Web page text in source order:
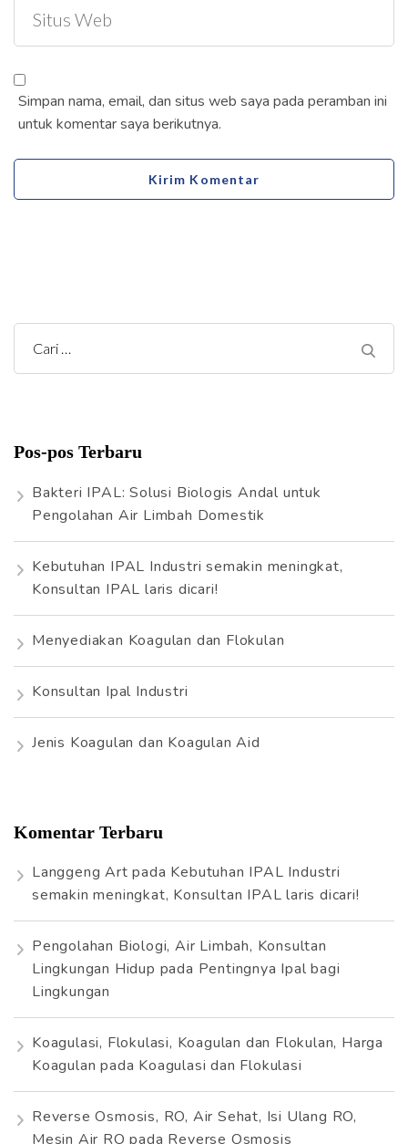
Simpan nama, email, dan situs web saya pada peramban ini
untuk komentar saya berikutnya.
C
a
u
t
:
Pos-pos Terbaru
Bakteri IPAL: Solusi Biologis Andal untuk
Pengolahan Air Limbah Domestik
Kebutuhan IPAL Industri semakin meningkat,
Konsultan IPAL laris dicari!
Menyediakan Koagulan dan Flokulan
Konsultan Ipal Industri
Jenis Koagulan dan Koagulan Aid
Komentar Terbaru
Langgeng Art pada Kebutuhan IPAL Industri
semakin meningkat, Konsultan IPAL laris dicari!
Pengolahan Biologi, Air Limbah, Konsultan
Lingkungan Hidup pada Pentingnya Ipal bagi
Lingkungan
Koagulasi, Flokulasi, Koagulan dan Flokulan, Harga
Koagulan pada Koagulasi dan Flokulasi
Reverse Osmosis, RO, Air Sehat, Isi Ulang RO,
Mesin Air RO pada Reverse Osmosis